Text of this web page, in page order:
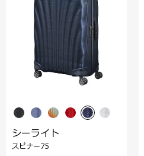
シーライト
スピナー75